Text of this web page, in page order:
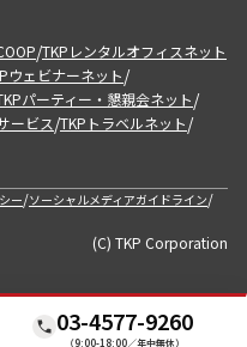
03-4577-9260
（9:00-18:00／年中無休）
/TKPレンタルオフィスネット
ウェビナーネット/
パーティー・懇親会ネット/
ービス/TKPトラベルネット/
ー/ソーシャルメディアガイドライン/
(C) TKP Corporation